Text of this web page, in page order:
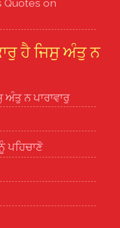
ਹੈ ਜਿਸੁ ਅੰਤੁ ਨ
ਅੰਤੁ ਨ ਪਾਰਾਵਾਰੁ
ਪਹਿਚਾਣੋ